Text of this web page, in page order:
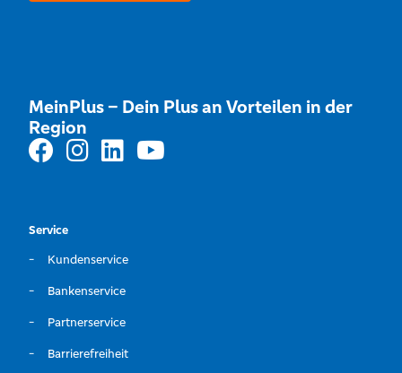
MeinPlus – Dein Plus an Vorteilen in der
Region
Service
Kundenservice
Bankenservice
Partnerservice
Barrierefreiheit